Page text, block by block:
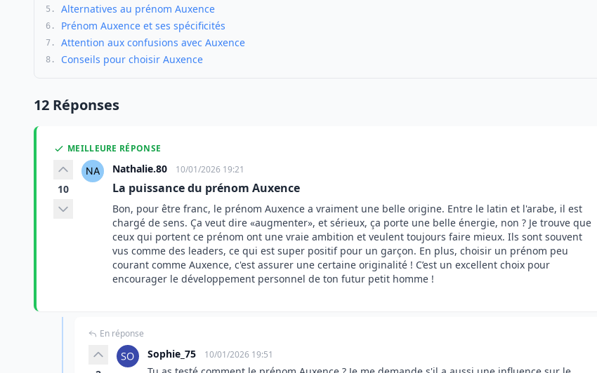
5. Alternatives au prénom Auxence
6. Prénom Auxence et ses spécificités
7. Attention aux confusions avec Auxence
8. Conseils pour choisir Auxence
12 Réponses
MEILLEURE RÉPONSE
10
Nathalie.80 10/01/2026 19:21
La puissance du prénom Auxence
Bon, pour être franc, le prénom Auxence a vraiment une belle origine. Entre le latin et l'arabe, il est
chargé de sens. Ça veut dire augmenter , et sérieux, ça porte une belle énergie, non ? Je trouve que
ceux qui portent ce prénom ont une vraie ambition et veulent toujours faire mieux. Ils sont souvent
vus comme des leaders, ce qui est super positif pour un garçon. En plus, choisir un prénom peu
courant comme Auxence, c'est assurer une certaine originalité ! C’est un excellent choix pour
encourager le développement personnel de ton futur petit homme !
En réponse
Sophie_75 10/01/2026 19:51